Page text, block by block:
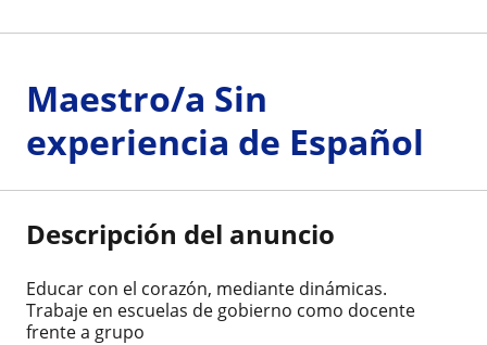
Maestro/a Sin
experiencia de Español
Descripción del anuncio
Educar con el corazón, mediante dinámicas.
Trabaje en escuelas de gobierno como docente
frente a grupo